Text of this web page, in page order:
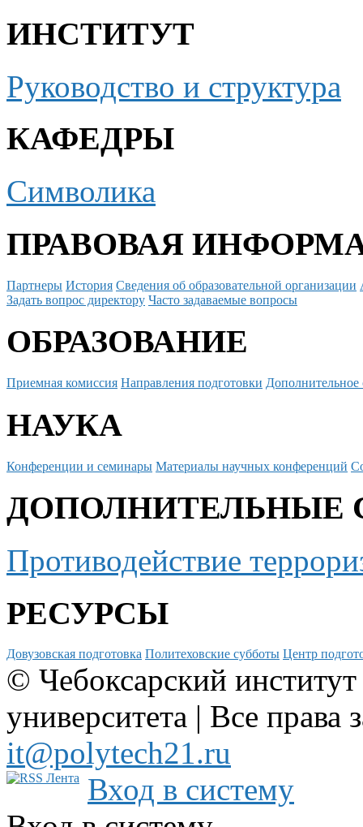
ИНСТИТУТ
Руководство и структура
КАФЕДРЫ
Символика
ПРАВОВАЯ
Партнеры История Сведения об образовательной организации
Задать вопрос директору Часто задаваемые вопросы
ОБРАЗОВАНИЕ
Приемная комиссия Направления подготовки Дополнительное
НАУКА
Конференции и семинары Материалы научных конференций
ДОПОЛНИТЕЛЬНЫЕ
Противодействие
РЕСУРСЫ
Довузовская подготовка Политеховские субботы Центр
© Чебоксарский
университета | Все
it@polytech21.ru
Вход в систему